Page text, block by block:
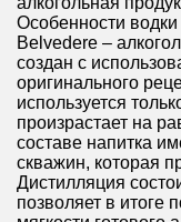
Особенности
Belvedere –
создан с
оригинального
используется
произрастает на
составе напитка
скважин, которая
Дистилляция
позволяет в итоге